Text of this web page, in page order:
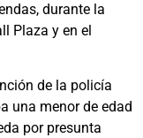
durante la
Plaza y en el
de la policía
una menor de edad
por presunta